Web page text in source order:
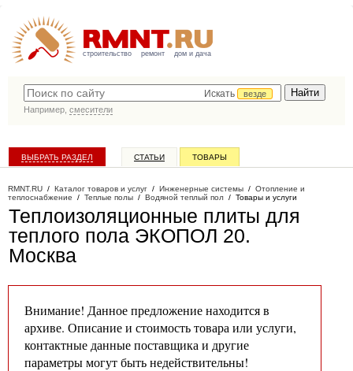
строительство ремонт дом и дача
Искать
везде
Например, смесители
ВЫБРАТЬ РАЗДЕЛ СТАТЬИ ТОВАРЫ
RMNT.RU / Каталог товаров и услуг / Инженерные системы / Отопление и
теплоснабжение / Теплые полы / Водяной теплый пол / Товары и услуги
Теплоизоляционные плиты для
теплого пола ЭКОПОЛ 20.
Москва
Внимание! Данное предложение находится в
архиве. Описание и стоимость товара или услуги,
контактные данные поставщика и другие
параметры могут быть недействительны!